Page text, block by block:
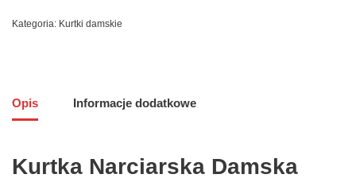
Kategoria: Kurtki damskie
Opis Informacje dodatkowe
Kurtka Narciarska Damska